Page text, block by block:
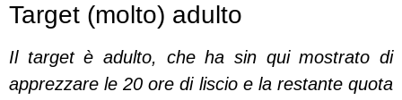
Target (molto) adulto
Il target è adulto, che ha sin qui mostrato di
apprezzare le 20 ore di liscio e la restante quota